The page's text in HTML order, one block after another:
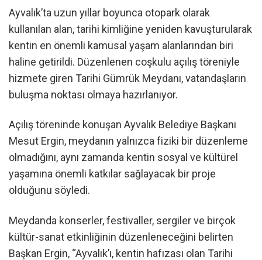
Ayvalık’ta uzun yıllar boyunca otopark olarak
kullanılan alan, tarihi kimliğine yeniden kavuşturularak
kentin en önemli kamusal yaşam alanlarından biri
haline getirildi. Düzenlenen coşkulu açılış töreniyle
hizmete giren Tarihi Gümrük Meydanı, vatandaşların
buluşma noktası olmaya hazırlanıyor.
Açılış töreninde konuşan Ayvalık Belediye Başkanı
Mesut Ergin, meydanın yalnızca fiziki bir düzenleme
olmadığını, aynı zamanda kentin sosyal ve kültürel
yaşamına önemli katkılar sağlayacak bir proje
olduğunu söyledi.
Meydanda konserler, festivaller, sergiler ve birçok
kültür-sanat etkinliğinin düzenleneceğini belirten
Başkan Ergin, “Ayvalık’ı, kentin hafızası olan Tarihi